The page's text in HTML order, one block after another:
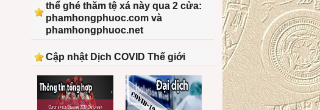
thể ghé thăm tệ xá này qua 2 cửa:
phamhongphuoc.com và
phamhongphuoc.net
Cập nhật Dịch COVID Thế giới